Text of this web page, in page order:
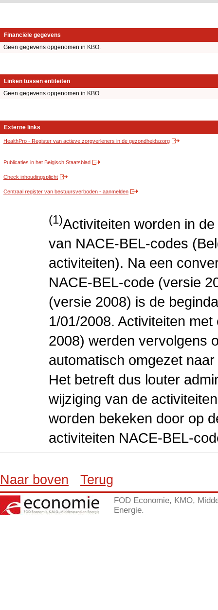
Financiële gegevens
Geen gegevens opgenomen in KBO.
Linken tussen entiteiten
Geen gegevens opgenomen in KBO.
Externe links
HealthPro - Register van actieve zorgverleners in de gezondheidszorg
Publicaties in het Belgisch Staatsblad
Check inhoudingsplicht
Centraal register van bestuursverboden - aanmelden
(1)Activiteiten worden in
van NACE-BEL-codes
activiteiten). Na een
NACE-BEL-code (versie
(versie 2008) is de
1/01/2008. Activiteiten
2008) werden vervolgens
automatisch omgezet
Het betreft dus louter
wijziging van de
worden bekeken door op
activiteiten NACE-BEL-
Naar boven Terug
FOD Economie, KMO,
Energie.